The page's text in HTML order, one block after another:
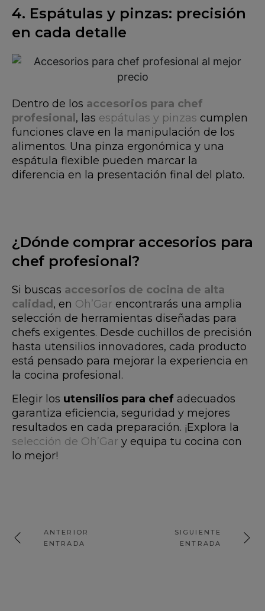
4. Espátulas y pinzas: precisión
en cada detalle
Dentro de los accesorios para chef
profesional , las espátulas y pinzas cumplen
funciones clave en la manipulación de los
alimentos. Una pinza ergonómica y una
espátula flexible pueden marcar la
diferencia en la presentación final del plato.
¿Dónde comprar accesorios para
chef profesional?
Si buscas accesorios de cocina de alta
calidad , en Oh’Gar encontrarás una amplia
selección de herramientas diseñadas para
chefs exigentes. Desde cuchillos de precisión
hasta utensilios innovadores, cada producto
está pensado para mejorar la experiencia en
la cocina profesional.
Elegir los utensilios para chef adecuados
garantiza eficiencia, seguridad y mejores
resultados en cada preparación. ¡Explora la
selección de Oh’Gar y equipa tu cocina con
lo mejor!
ANTERIOR
ENTRADA
SIGUIENTE
ENTRADA